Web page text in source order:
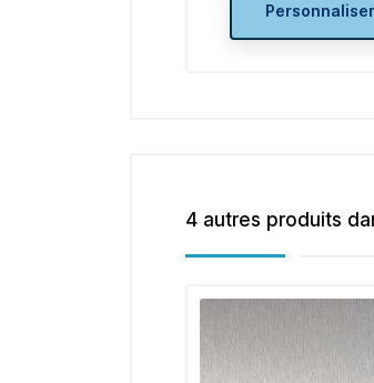
Personnaliser
4 autres produits